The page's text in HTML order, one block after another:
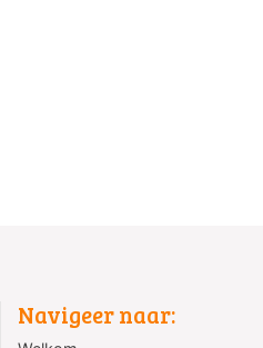
Navigeer naar: